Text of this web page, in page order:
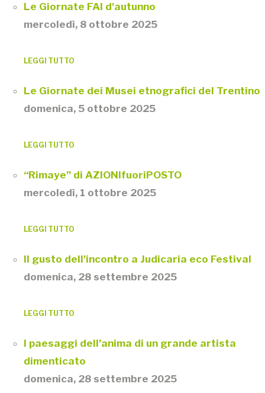
Le Giornate FAI d'autunno
mercoledì, 8 ottobre 2025
LEGGI TUTTO
Le Giornate dei Musei etnografici del Trentino
domenica, 5 ottobre 2025
LEGGI TUTTO
“Rimaye” di AZIONIfuoriPOSTO
mercoledì, 1 ottobre 2025
LEGGI TUTTO
Il gusto dell'incontro a Judicaria eco Festival
domenica, 28 settembre 2025
LEGGI TUTTO
I paesaggi dell’anima di un grande artista
dimenticato
domenica, 28 settembre 2025